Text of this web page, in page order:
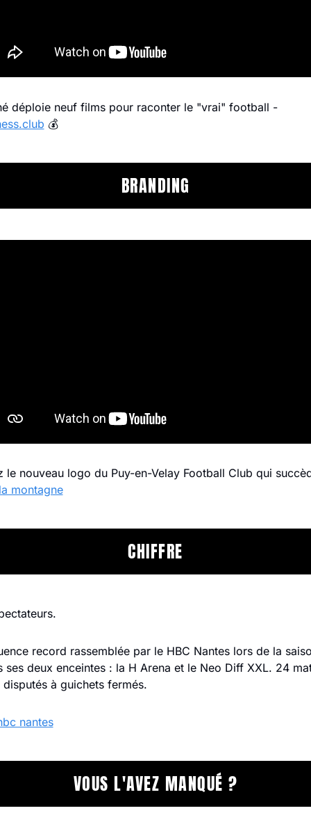
Intermarché déploie neuf films pour raconter le "vrai" football -
💰
BRANDING
le nouveau logo du Puy-en-Velay Football Club qui
montagne
CHIFFRE
record rassemblée par le HBC Nantes lors de la
ses deux enceintes : la H Arena et le Neo Diff XXL. 24
à guichets fermés.
nantes
VOUS L'AVEZ MANQUÉ ?